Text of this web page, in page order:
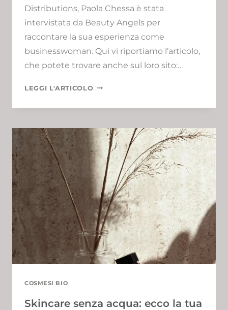
Distributions, Paola Chessa è stata
intervistata da Beauty Angels per
raccontare la sua esperienza come
businesswoman. Qui vi riportiamo l’articolo,
che potete trovare anche sul loro sito:…
LEGGI L'ARTICOLOINTERVISTA
CHESSA:
BEAUTY-
TALENT
SCOUT
CO-
FOUNDER
DI
GIADA
DISTRIBUTIONS
COSMESI BIO
Skincare senza acqua: ecco la tua